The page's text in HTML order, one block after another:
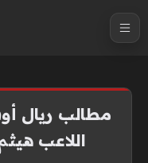
مطالب ريال
اللاعب